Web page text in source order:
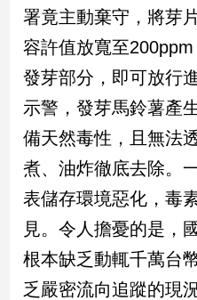
兩
岸/
際
社
會/
地
方
新
病
毒
專
區
署竟主動棄守，將芽
容許值放寬至
發芽部分，即可放行
示警，發芽馬鈴薯產
備天然毒性，且無法
煮、油炸徹底去除。
表儲存環境惡化，毒
見。令人擔憂的是，
根本缺乏動輒千萬台
乏嚴密流向追蹤的現